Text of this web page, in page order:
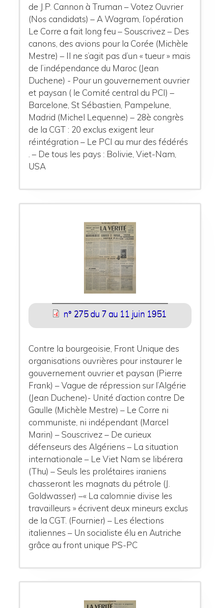
de J.P. Cannon à Truman – Votez Ouvrier
(Nos candidats) – A Wagram, l’opération
Le Corre a fait long feu – Souscrivez – Des
canons, des avions pour la Corée (Michèle
Mestre) – Il ne s’agit pas d’un « tueur » mais
de l’indépendance du Maroc (Jean
Duchene) - Pour un gouvernement ouvrier
et paysan ( le Comité central du PCI) –
Barcelone, St Sébastien, Pampelune,
Madrid (Michel Lequenne) – 28è congrès
de la CGT : 20 exclus exigent leur
réintégration – Le PCI au mur des fédérés
. – De tous les pays : Bolivie, Viet-Nam,
USA
n° 275 du 7 au 11 juin 1951
Contre la bourgeoisie, Front Unique des
organisations ouvrières pour instaurer le
gouvernement ouvrier et paysan (Pierre
Frank) – Vague de répression sur l’Algérie
(Jean Duchene)- Unité d’action contre De
Gaulle (Michèle Mestre) – Le Corre ni
communiste, ni indépendant (Marcel
Marin) – Souscrivez – De curieux
défenseurs des Algériens – La situation
internationale – Le Viet Nam se libérera
(Thu) – Seuls les prolétaires iraniens
chasseront les magnats du pétrole (J.
Goldwasser) –« La calomnie divise les
travailleurs » écrivent deux mineurs exclus
de la CGT. (Fournier) – Les élections
italiennes – Un socialiste élu en Autriche
grâce au front unique PS-PC